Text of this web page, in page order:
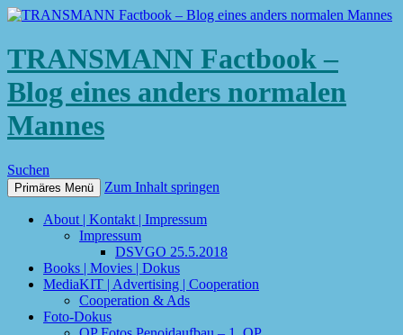
TRANSMANN Factbook –
Blog eines anders normalen
Mannes
Suchen
Primäres Menü Zum Inhalt springen
About | Kontakt | Impressum
Impressum
DSVGO 25.5.2018
Books | Movies | Dokus
MediaKIT | Advertising | Cooperation
Cooperation & Ads
Foto-Dokus